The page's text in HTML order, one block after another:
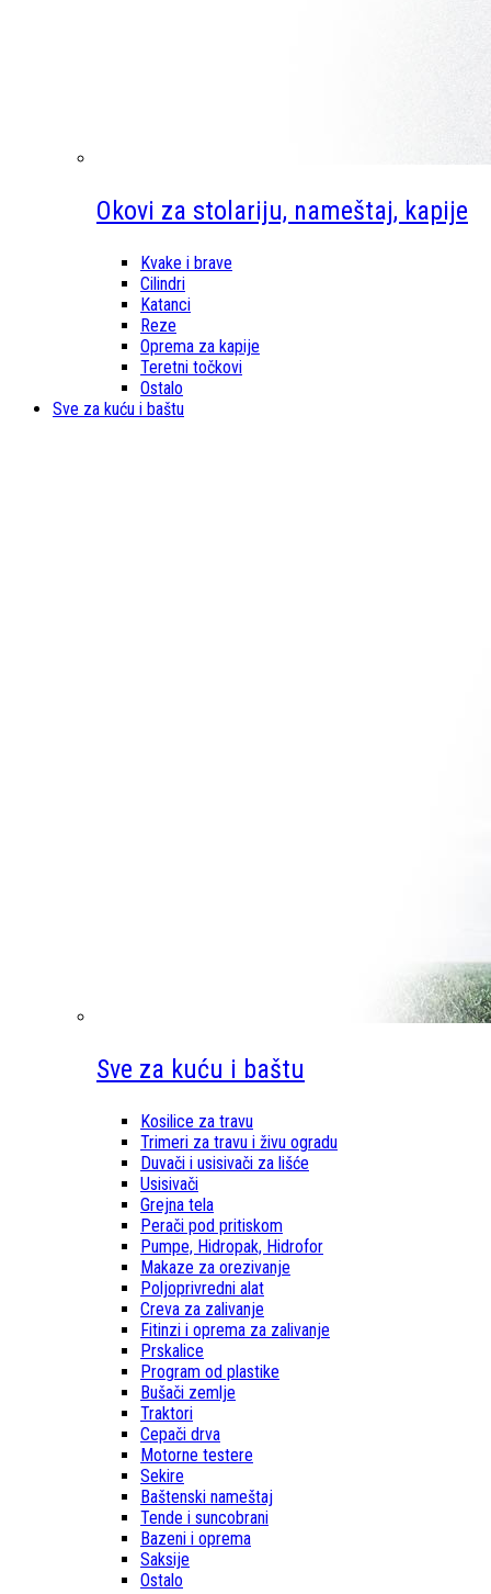
Okovi za stolariju, nameštaj, kapije
Kvake i brave
Cilindri
Katanci
Reze
Oprema za kapije
Teretni točkovi
Ostalo
Sve za kuću i baštu
Sve za kuću i baštu
Kosilice za travu
Trimeri za travu i živu ogradu
Duvači i usisivači za lišće
Usisivači
Grejna tela
Perači pod pritiskom
Pumpe, Hidropak, Hidrofor
Makaze za orezivanje
Poljoprivredni alat
Creva za zalivanje
Fitinzi i oprema za zalivanje
Prskalice
Program od plastike
Bušači zemlje
Traktori
Cepači drva
Motorne testere
Sekire
Baštenski nameštaj
Tende i suncobrani
Bazeni i oprema
Saksije
Ostalo